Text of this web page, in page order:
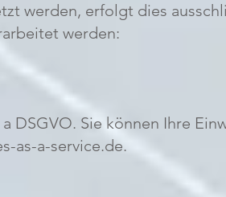
werden, erfolgt dies
werden:
DSGVO. Sie können Ihre
as-a-service.de.